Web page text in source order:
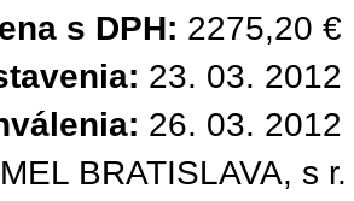
s DPH: 2275,20 €
23. 03. 2012
26. 03. 2012
BRATISLAVA, s